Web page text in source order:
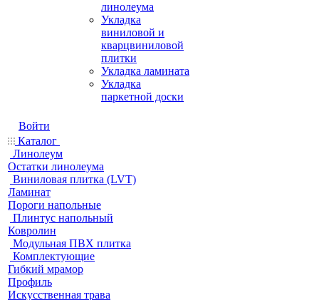
линолеума
Укладка
виниловой и
кварцвиниловой
плитки
Укладка ламината
Укладка
паркетной доски
Войти
Каталог
Линолеум
Остатки линолеума
Виниловая плитка (LVT)
Ламинат
Пороги напольные
Плинтус напольный
Ковролин
Модульная ПВХ плитка
Комплектующие
Гибкий мрамор
Профиль
Искусственная трава